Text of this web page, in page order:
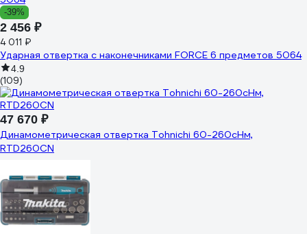
-39%
2 456 ₽
4 011 ₽
Ударная отвертка с наконечниками FORCE 6 предметов 5064
4.9
(109)
47 670 ₽
Динамометрическая отвертка Tohnichi 60-260сНм,
RTD260CN